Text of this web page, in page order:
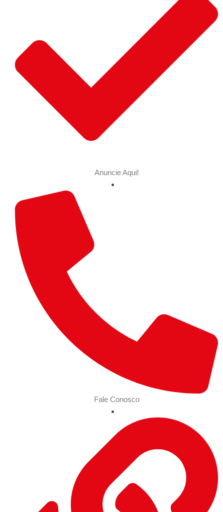
Anuncie Aqui!
Fale Conosco